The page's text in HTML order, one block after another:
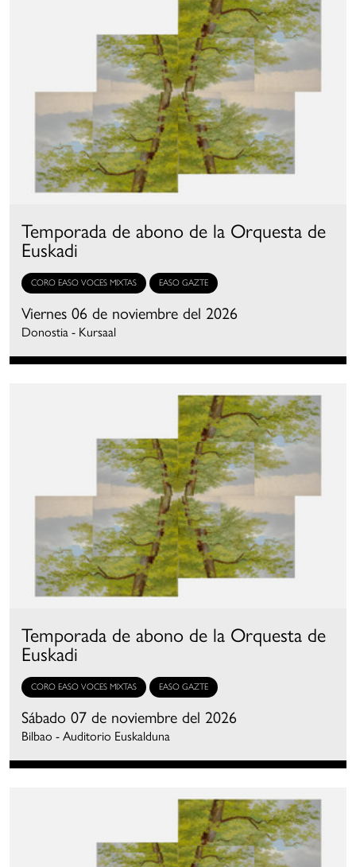
Temporada de abono de la Orquesta de
Euskadi
CORO EASO VOCES MIXTAS EASO GAZTE
Viernes 06 de noviembre del 2026
Donostia - Kursaal
Temporada de abono de la Orquesta de
Euskadi
CORO EASO VOCES MIXTAS EASO GAZTE
Sábado 07 de noviembre del 2026
Bilbao - Auditorio Euskalduna